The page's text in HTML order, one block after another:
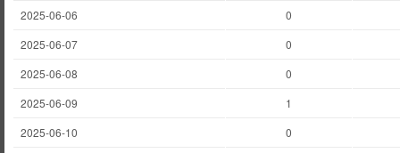
2025-06-06
0
2025-06-07
0
2025-06-08
0
2025-06-09
1
2025-06-10
0